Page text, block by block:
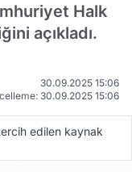
Halk
açıkladı.
30.09.2025 15:06
30.09.2025 15:06
edilen kaynak